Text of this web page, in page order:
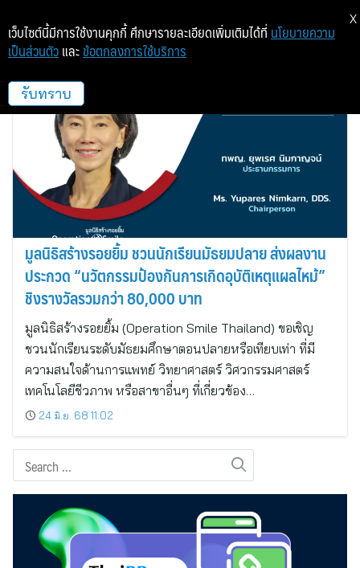
มูลนิธิสร้างรอยยิ้ม
มูลนิธิสร้างรอยยิ้ม ชวนนักเรียนมัธยมปลาย ส่งผลงาน
ประกวด “นวัตกรรมป้องกันการเกิดอุบัติเหตุแผลไหม้”
ชิงรางวัลรวมกว่า 80,000 บาท
มูลนิธิสร้างรอยยิ้ม (Operation Smile Thailand) ขอเชิญ
ชวนนักเรียนระดับมัธยมศึกษาตอนปลายหรือเทียบเท่า ที่มี
ความสนใจด้านการแพทย์ วิทยาศาสตร์ วิศวกรรมศาสตร์
เทคโนโลยีชีวภาพ หรือสาขาอื่นๆ ที่เกี่ยวข้อง…
24 มิ.ย. 68 11:02
เว็บไซต์นี้มีการใช้งานคุกกี้ ศึกษารายละเอียดเพิ่มเติมได้ที่ นโยบายความ
เป็นส่วนตัว และ ข้อตกลงการใช้บริการ
รับทราบ
X